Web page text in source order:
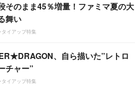
そのまま45％増量！ファミマ夏の大
舞い
タイアップ特集
、自ら描いた”レトロ
チャー”
タイアップ特集